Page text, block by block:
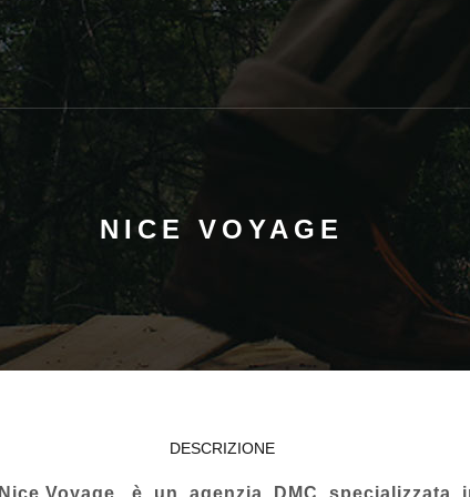
NICE VOYAGE
DESCRIZIONE
Nice Voyage è un agenzia DMC specializzata